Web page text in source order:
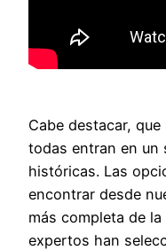
Cabe destacar,
todas entran en un
históricas. Las
encontrar desde
más completa de
expertos han